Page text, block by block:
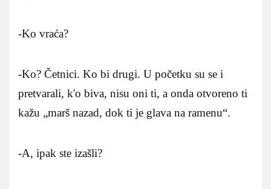
-Ko vraća?
-Ko? Četnici. Ko bi drugi. U početku su se i
pretvarali, k'o biva, nisu oni ti, a onda otvoreno ti
kažu „marš nazad, dok ti je glava na ramenu“.
-A, ipak ste izašli?